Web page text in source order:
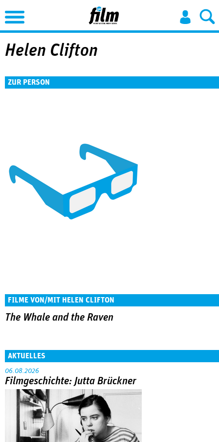
Jump to Navigation
Helen Clifton
ZUR PERSON
FILME VON/MIT HELEN CLIFTON
The Whale and the Raven
AKTUELLES
06.08.2026
Filmgeschichte: Jutta Brückner